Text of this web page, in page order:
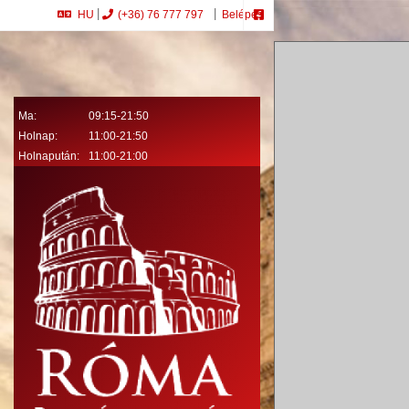
HU (+36) 76 777 797 Belépés
Ma:
09:15-21:50
Holnap:
11:00-21:50
Holnapután:
11:00-21:00